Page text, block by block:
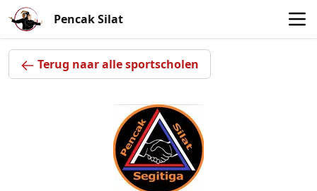
Pencak Silat
Terug naar alle sportscholen